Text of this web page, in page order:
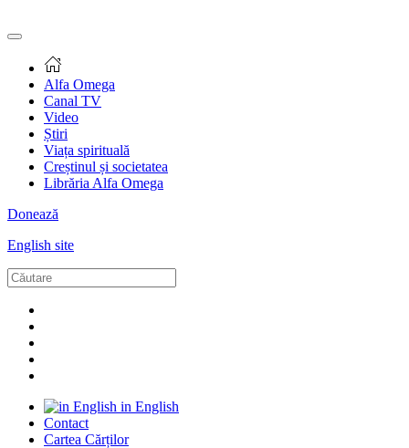
Alfa Omega
Canal TV
Video
Știri
Viața spirituală
Creștinul și societatea
Librăria Alfa Omega
Donează
English site
in English
Contact
Cartea Cărților